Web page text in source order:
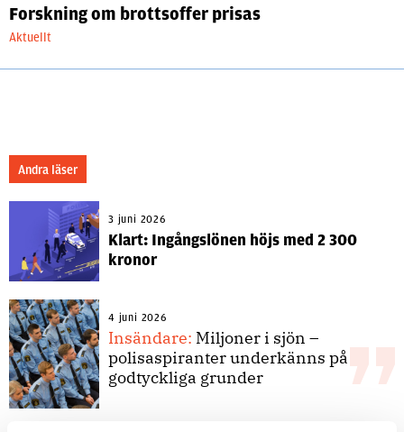
Forskning om brottsoffer prisas
Aktuellt
Andra läser
3 juni 2026
Klart: Ingångslönen höjs med 2 300
kronor
4 juni 2026
Insändare: Miljoner i sjön –
polisaspiranter underkänns på
godtyckliga grunder